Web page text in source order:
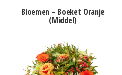
Bloemen – Boeket Oranje
(Middel)